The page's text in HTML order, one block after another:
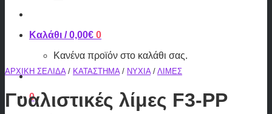
Καλάθι /0,00€ 0
Κανένα προϊόν στο καλάθι σας.
0
ΑΡΧΙΚΉ ΣΕΛΊΔΑ / ΚΑΤΆΣΤΗΜΑ / ΝΎΧΙΑ / ΛΊΜΕΣ
Γυαλιστικές λίμες F3-PP